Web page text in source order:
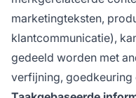
marketingteksten,
klantcommunicatie),
gedeeld worden met
verfijning,